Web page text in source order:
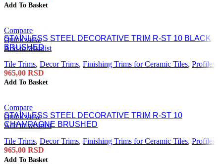
Add To Basket
Compare
Quick view
Add to wishlist
STAINLESS STEEL DECORATIVE TRIM R-ST 10 BLACK
BRUSHED
Tile Trims, Decor Trims, Finishing Trims for Ceramic Tiles, Profiles
965,00 RSD
Add To Basket
Compare
Quick view
Add to wishlist
STAINLESS STEEL DECORATIVE TRIM R-ST 10
CHAMPAGNE BRUSHED
Tile Trims, Decor Trims, Finishing Trims for Ceramic Tiles, Profiles
965,00 RSD
Add To Basket